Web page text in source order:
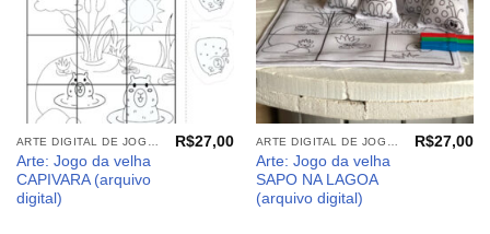
Arte: Jogo da velha
CAPIVARA (arquivo
digital)
R$27,00
Arte: Jogo da velha
SAPO NA LAGOA
(arquivo digital)
R$27,00